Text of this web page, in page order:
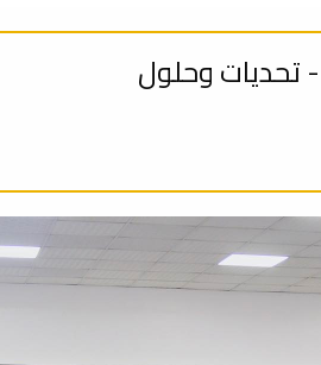
تحديات وحلول